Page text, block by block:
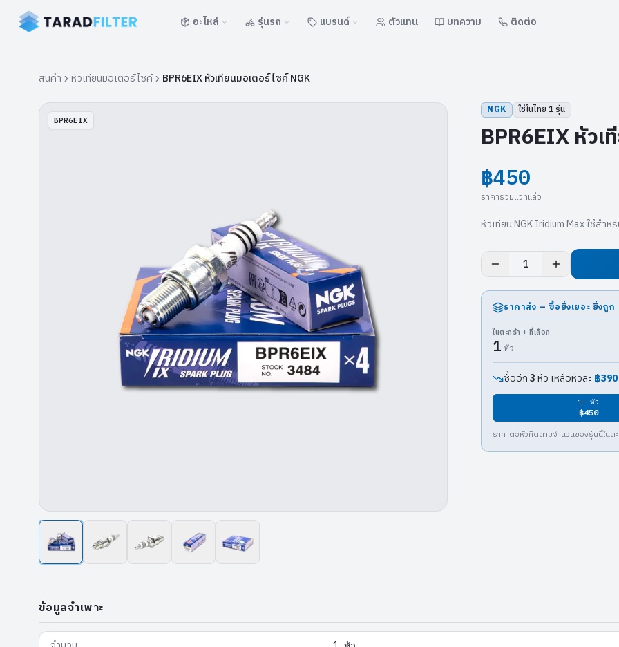
อะไหล่ รุ่นรถ แบรนด์ ตัวแทน บทความ ติดต่อ
สินค้า หัวเทียนมอเตอร์ไซค์ BPR6EIX หัวเทียนมอเตอร์ไซค์ NGK
BPR6EIX
NGK ใช้ในไทย 1รุ่น
BPR6EIX หัวเ
฿450
ราคารวมแวทแล้ว
หัวเทียน NGK Iridium Max ใช้สำห
1
ราคาส่ง — ซื้อยิ่งเยอะ ยิ่งถูก
ในตะกร้า + ที่เลือก
1 หัว
ซื้ออีก 3 หัว เหลือหัวละ ฿390
1+ หัว
฿450
ราคาต่อหัวคิดตามจำนวนของรุ่นนี้ใน
ข้อมูลจำเพาะ